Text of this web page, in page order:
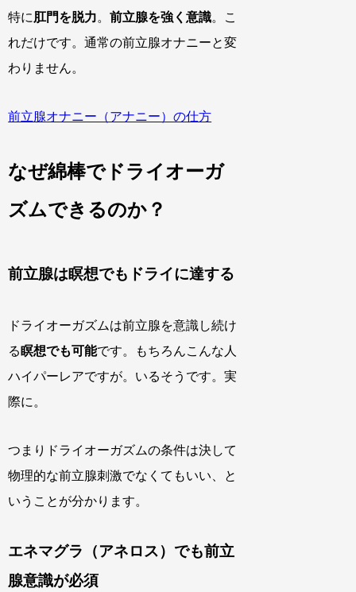
特に 肛門を脱力。前立腺を強く意識。こ
れだけです。通常の前立腺オナニーと変
わりません。
前立腺オナニー（アナニー）の仕方
なぜ綿棒でドライオーガ
ズムできるのか？
前立腺は瞑想でもドライに達する
ドライオーガズムは前立腺を意識し続け
る瞑想でも可能です。もちろんこんな人
ハイパーレアですが。いるそうです。実
際に。
つまりドライオーガズムの条件は決して
物理的な前立腺刺激でなくてもいい、と
いうことが分かります。
エネマグラ（アネロス）でも前立
腺意識が必須